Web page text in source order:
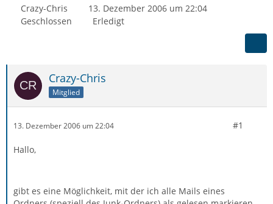
Crazy-Chris
13. Dezember 2006 um 22:04
Geschlossen
Erledigt
Crazy-Chris
Mitglied
13. Dezember 2006 um 22:04 #1
Hallo,
gibt es eine Möglichkeit, mit der ich alle Mails eines